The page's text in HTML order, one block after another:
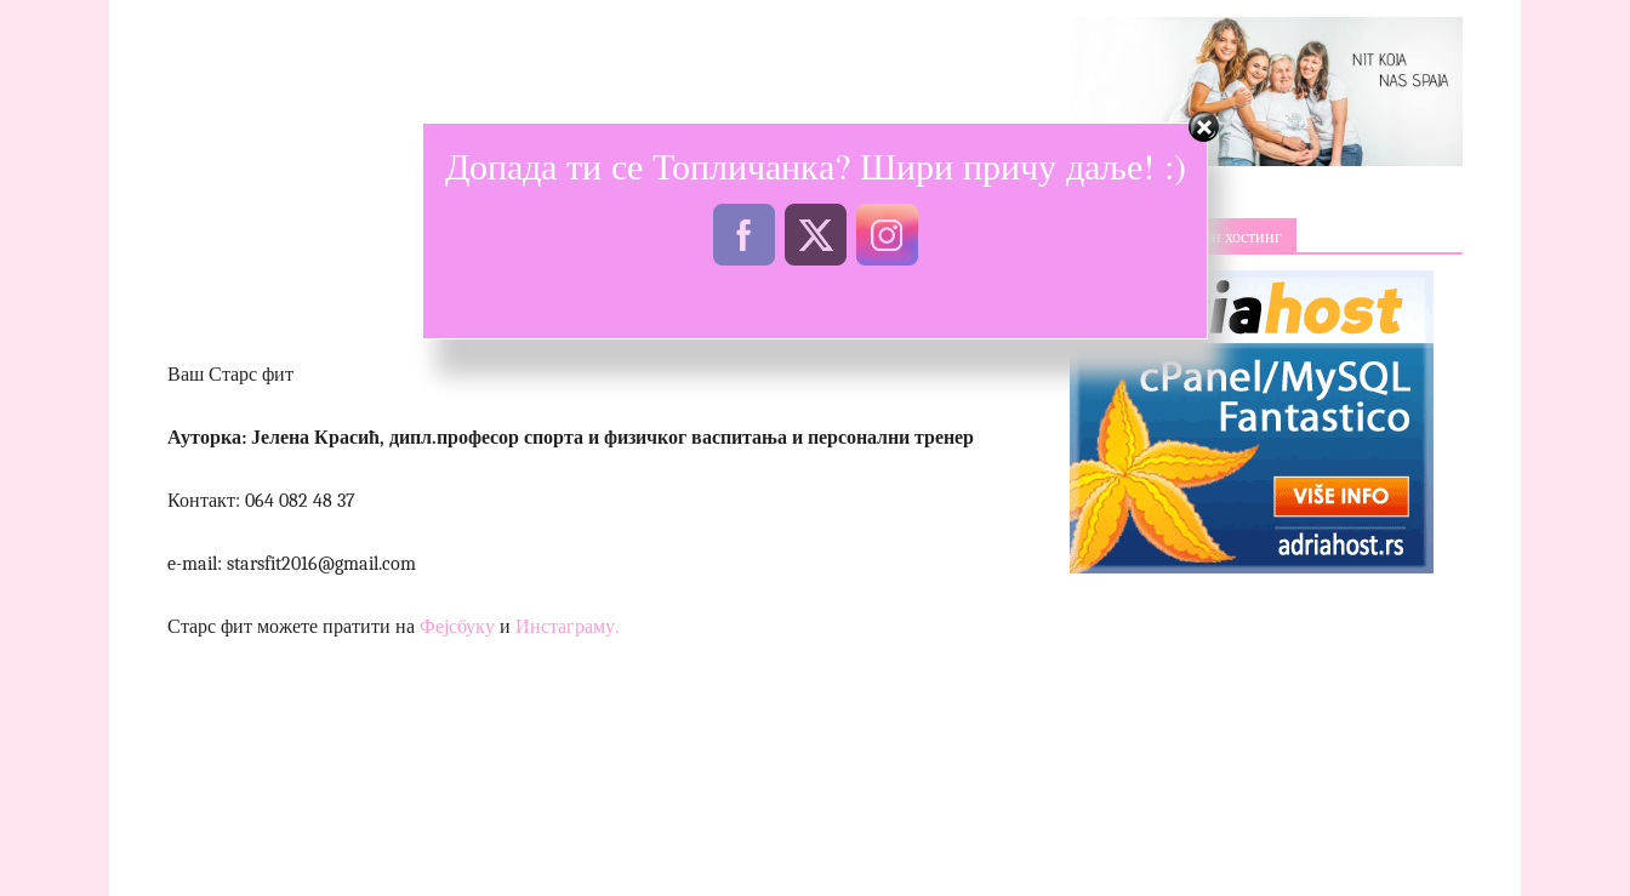
Ваш Старс фит
Ауторка: Јелена Красић, дипл.професор спорта и физичког васпитања и персонални тренер
Контакт: 064 082 48 37
e-mail: starsfit2016@gmail.com
Старс фит можете пратити на Фејсбуку и Инстаграму.
Изаберите поуздан хостинг
Допада ти се Топличанка? Шири причу даље! :)